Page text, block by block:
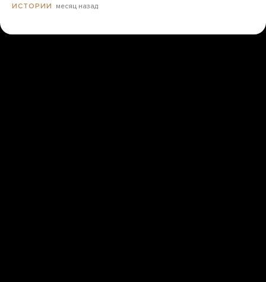
ИСТОРИИ месяц назад